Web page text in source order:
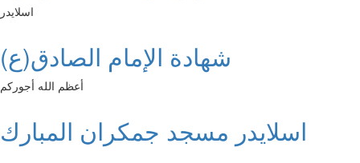
اسلايدر
شهادة الإمام الصادق(ع)
أعظم الله أجوركم
اسلايدر مسجد جمكران المبارك